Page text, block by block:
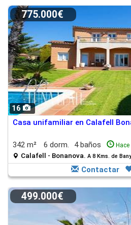
16
775.000€
Casa unifamiliar en Calafell
342 m² 6 dorm. 4 baños
Calafell - Bonanova. A 8 Kms. de
Contactar
499.000€